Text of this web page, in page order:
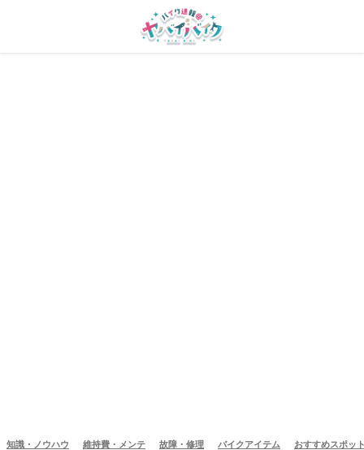
知識・ノウハウ 維持費・メンテ 故障・修理 バイクアイテム おすすめスポッ